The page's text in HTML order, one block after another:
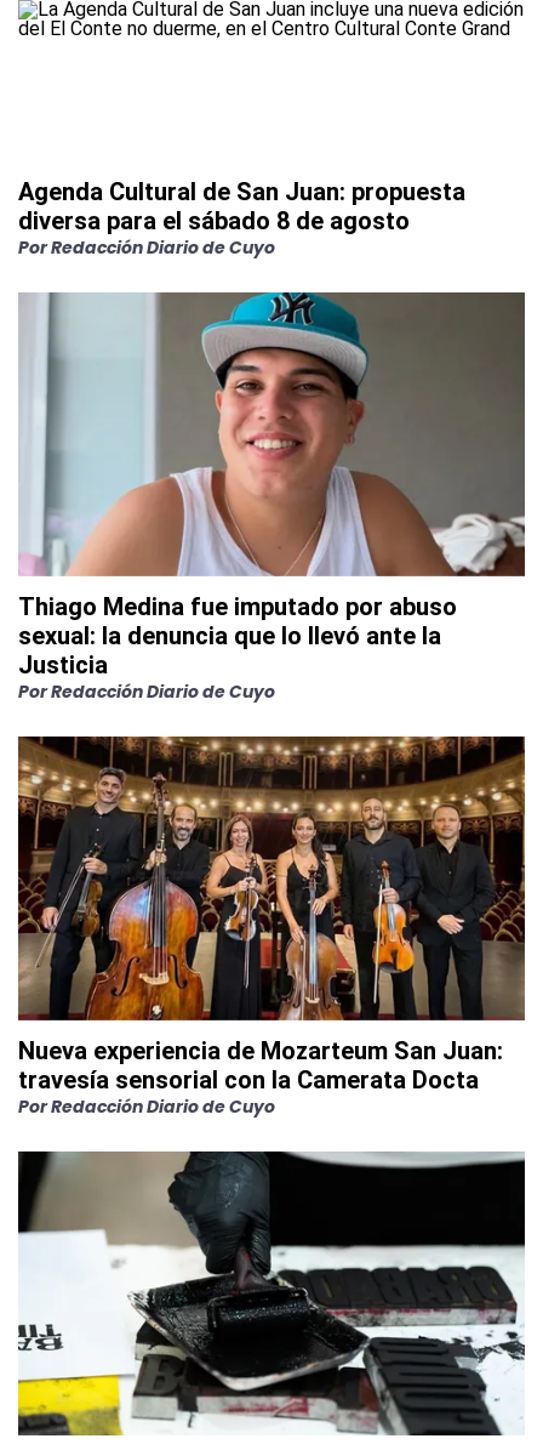
Agenda Cultural de San Juan: propuesta
diversa para el sábado 8 de agosto
PorRedacción Diario de Cuyo
Thiago Medina fue imputado por abuso
sexual: la denuncia que lo llevó ante la
Justicia
PorRedacción Diario de Cuyo
Nueva experiencia de Mozarteum San Juan:
travesía sensorial con la Camerata Docta
PorRedacción Diario de Cuyo